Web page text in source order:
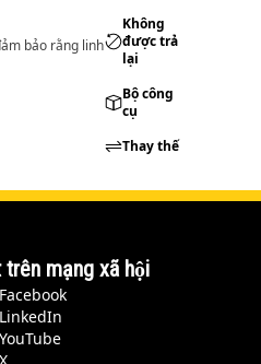
bảo rằng linh
Không
được trả
lại
Bộ công
cụ
Thay thế
trên mạng xã hội
Facebook
LinkedIn
YouTube